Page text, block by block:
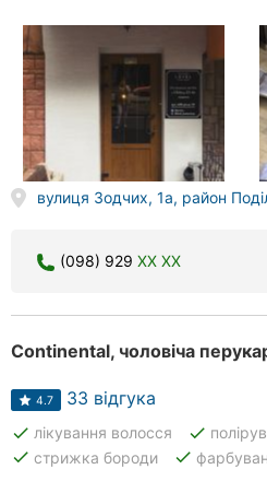
вулиця Зодчих, 1а, район
(098) 929 XX XX
Continental, чоловіча
4.7 33 відгука
done лікування волосся done
done стрижка бороди done